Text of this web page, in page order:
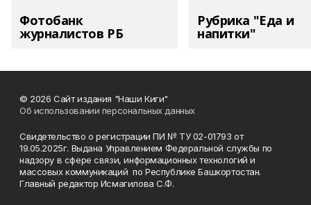
Фотобанк
журналистов РБ
Рубрика "Еда и
напитки"
© 2026 Сайт издания "Наши Киги"
Об использовании персональных данных
Свидетельство о регистрации ПИ № ТУ 02-01793 от
19.05.2025г. Выдана Управлением Федеральной службы по
надзору в сфере связи, информационных технологий и
массовых коммуникаций по Республике Башкортостан.
Главный редактор Исмагилова С.Ф.